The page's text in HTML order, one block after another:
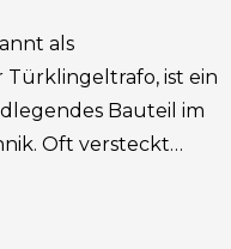
als
ist ein
Bauteil im
Oft versteckt…